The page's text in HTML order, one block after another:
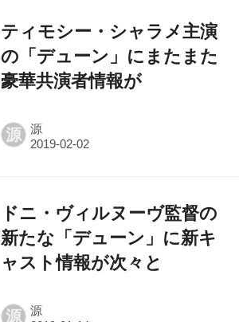
ティモシー・シャラメ主演
の「デューン」にまたまた
豪華共演者情報が
源 源
ドニ・ヴィルヌーヴ監督の
新たな「デューン」に新キ
ャスト情報が次々と
源 源